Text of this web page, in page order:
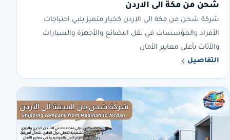
شحن من مكة الى الاردن
شركة شحن من مكة الى الاردن كخيار متميز يلبي احتياجات
الأفراد والمؤسسات في نقل البضائع والأجهزة والسيارات
والأثاث بأعلى معايير الأمان
التفاصيل